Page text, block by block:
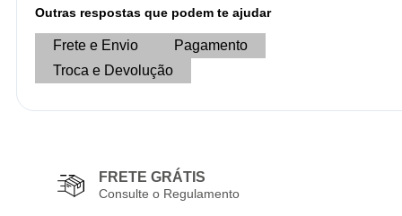
Outras respostas que podem te ajudar
Frete e Envio
Pagamento
Troca e Devolução
FRETE GRÁTIS
Consulte o Regulamento